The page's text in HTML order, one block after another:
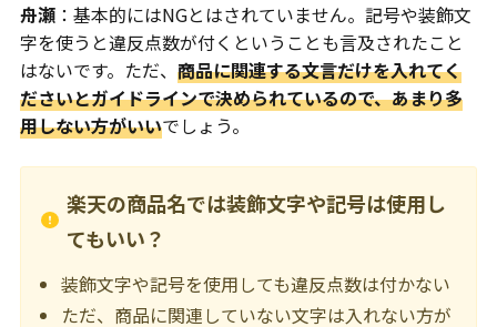
舟瀬 ：基本的にはNGとはされていません。記号や装飾文
字を使うと違反点数が付くということも言及されたこと
はないです。ただ、商品に関連する文言だけを入れてく
ださいとガイドラインで決められているので、あまり多
用しない方がいいでしょう。
楽天の商品名では装飾文字や記号は使用し
てもいい？
装飾文字や記号を使用しても違反点数は付かない
ただ、商品に関連していない文字は入れない方が